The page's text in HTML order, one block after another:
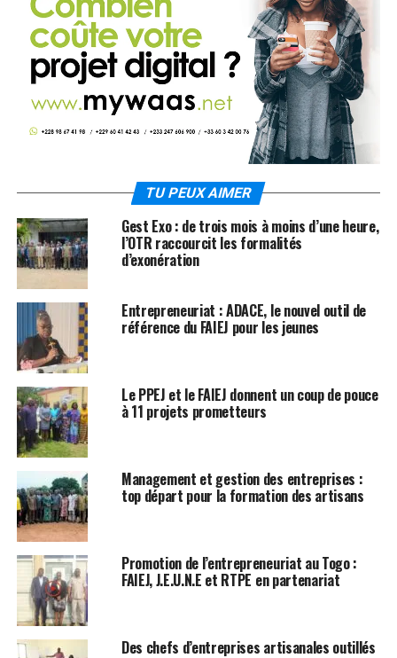
TU PEUX AIMER
Gest Exo : de trois mois à moins d’une heure,
l’OTR raccourcit les formalités
d’exonération
Entrepreneuriat : ADACE, le nouvel outil de
référence du FAIEJ pour les jeunes
Le PPEJ et le FAIEJ donnent un coup de pouce
à 11 projets prometteurs
Management et gestion des entreprises :
top départ pour la formation des artisans
Promotion de l’entrepreneuriat au Togo :
FAIEJ, J.E.U.N.E et RTPE en partenariat
Des chefs d’entreprises artisanales outillés